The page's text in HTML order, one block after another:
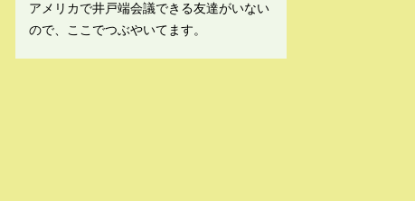
アメリカで井戸端会議できる友達がいない
ので、ここでつぶやいてます。